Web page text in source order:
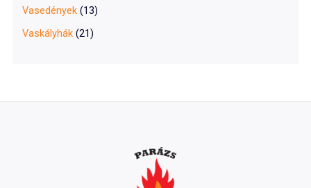
Vasedények (13)
Vaskályhák (21)